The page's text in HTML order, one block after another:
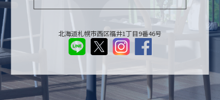
北海道札幌市西区福井1丁目9番46号